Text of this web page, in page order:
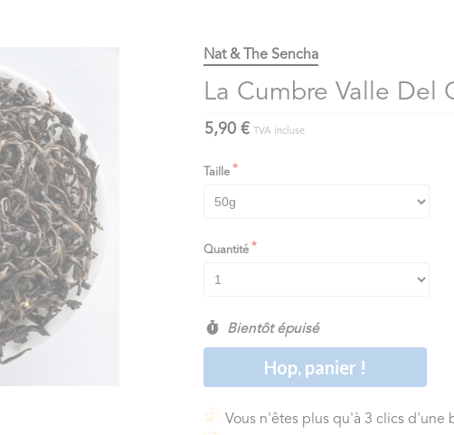
Nat & The Sencha
La Cumbre Valle Del
5,90 € TVA incluse
Taille
Quantité
Bientôt épuisé
Hop, panier !
Vous n'êtes plus qu'à 3 clics d'une